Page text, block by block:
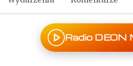
Radio DEON